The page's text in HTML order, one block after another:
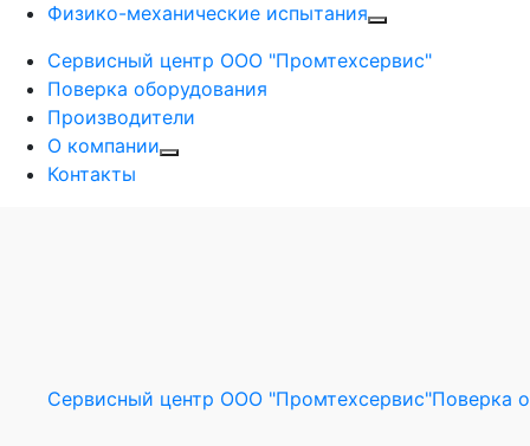
Физико-механические испытания
Сервисный центр ООО "Промтехсервис"
Поверка оборудования
Производители
О компании
Контакты
Сервисный центр ООО "Промтехсервис"Поверка